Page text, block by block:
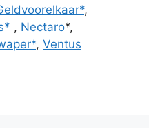
,
, Nectaro*,
, Ventus